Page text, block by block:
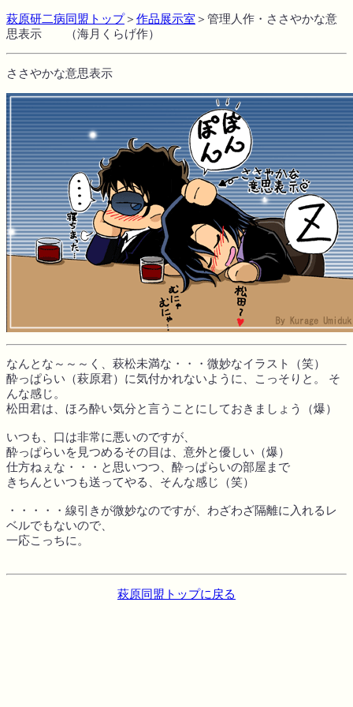
萩原研二病同盟トップ＞ 作品展示室 ＞ 管理人作・ささやかな意
思表示 （海月くらげ作）
ささやかな意思表示
なんとな～～～く、萩松未満な・・・微妙なイラスト（笑）
酔っぱらい（萩原君）に気付かれないように、こっそりと。 そ
んな感じ。
松田君は、ほろ酔い気分と言うことにしておきましょう（爆）
いつも、口は非常に悪いのですが、
酔っぱらいを見つめるその目は、意外と優しい（爆）
仕方ねぇな・・・と思いつつ、酔っぱらいの部屋まで
きちんといつも送ってやる、そんな感じ（笑）
・・・・・線引きが微妙なのですが、わざわざ隔離に入れるレ
ベルでもないので、
一応こっちに。
萩原同盟トップに戻る